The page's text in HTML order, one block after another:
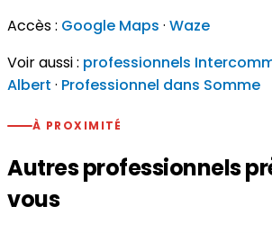
Accès : Google Maps · Waze
Voir aussi : professionnels
Albert · Professionnel dans Somme
À PROXIMITÉ
Autres professionnels
vous